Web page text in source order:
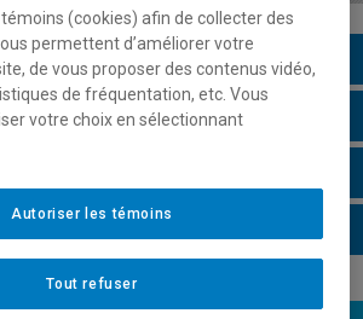
(cookies) afin de collecter des
permettent d’améliorer votre
de vous proposer des contenus vidéo,
de fréquentation, etc. Vous
votre choix en sélectionnant
Tout refuser
Autoriser les témoins